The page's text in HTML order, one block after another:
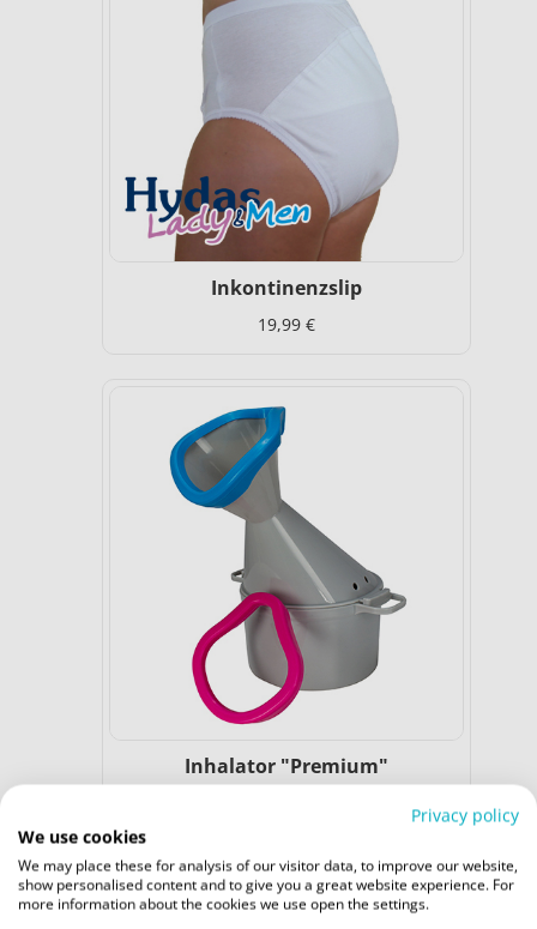
Inkontinenzslip
19,99 €
Inhalator "Premium"
Privacy policy
We use cookies
We may place these for analysis of our visitor data, to improve our website,
show personalised content and to give you a great website experience. For
more information about the cookies we use open the settings.